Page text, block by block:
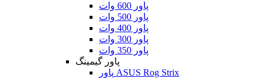
پاور 600 وات
پاور 500 وات
پاور 400 وات
پاور 300 وات
پاور 350 وات
پاور گیمینگ
پاور ASUS Rog Strix